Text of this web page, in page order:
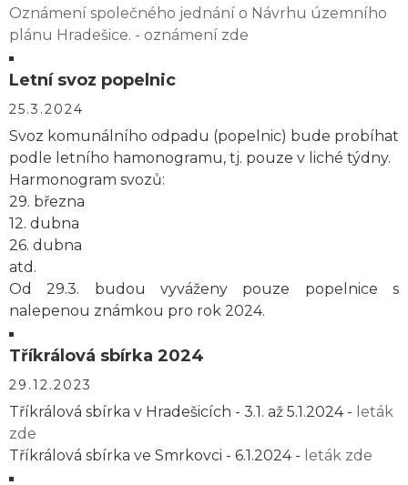
Oznámení společného jednání o Návrhu územního
plánu Hradešice. - oznámení zde
Letní svoz popelnic
25.3.2024
Svoz komunálního odpadu (popelnic) bude probíhat
podle letního hamonogramu, tj. pouze v liché týdny.
Harmonogram svozů:
29. března
12. dubna
26. dubna
atd.
Od 29.3. budou vyváženy pouze popelnice s
nalepenou známkou pro rok 2024.
Tříkrálová sbírka 2024
29.12.2023
Tříkrálová sbírka v Hradešicích - 3.1. až 5.1.2024 - leták
zde
Tříkrálová sbírka ve Smrkovci - 6.1.2024 - leták zde